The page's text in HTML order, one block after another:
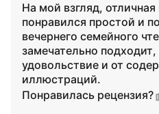
На мой взгляд, отличная
понравился простой и
вечернего семейного
замечательно
удовольствие и от
иллюстраций.
Понравилась рецензия?